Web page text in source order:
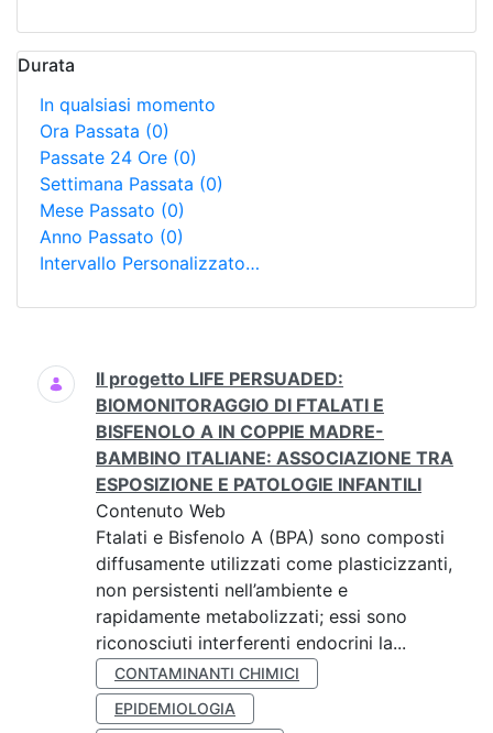
Durata
In qualsiasi momento
Ora Passata (0)
Passate 24 Ore (0)
Settimana Passata (0)
Mese Passato (0)
Anno Passato (0)
Intervallo Personalizzato…
Ricerca
Il progetto LIFE PERSUADED:
BIOMONITORAGGIO DI FTALATI E
BISFENOLO A IN COPPIE MADRE-
BAMBINO ITALIANE: ASSOCIAZIONE TRA
ESPOSIZIONE E PATOLOGIE INFANTILI
Contenuto Web
Ftalati e Bisfenolo A (BPA) sono composti
diffusamente utilizzati come plasticizzanti,
non persistenti nell’ambiente e
rapidamente metabolizzati; essi sono
riconosciuti interferenti endocrini la...
CONTAMINANTI CHIMICI
EPIDEMIOLOGIA